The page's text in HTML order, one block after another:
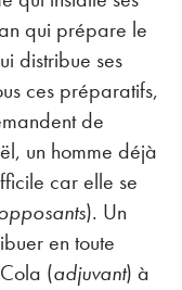
qui prépare le
distribue ses
ces préparatifs,
de
un homme déjà
car elle se
). Un
en toute
(adjuvant) à